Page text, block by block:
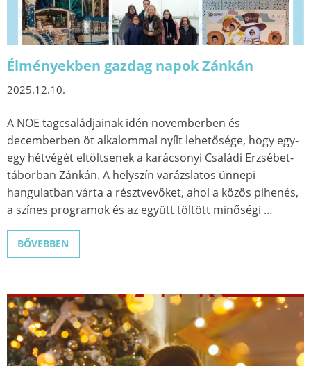
Élményekben gazdag napok Zánkán
2025.12.10.
A NOE tagcsaládjainak idén novemberben és
decemberben öt alkalommal nyílt lehetősége, hogy egy-
egy hétvégét eltöltsenek a karácsonyi Családi Erzsébet-
táborban Zánkán. A helyszín varázslatos ünnepi
hangulatban várta a résztvevőket, ahol a közös pihenés,
a színes programok és az együtt töltött minőségi …
BŐVEBBEN